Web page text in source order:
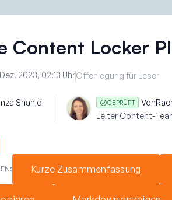
Content Locker
2023, 02:13 UhrOffenlegung für Leser
Shahid
GEPRÜFT Von
Leiter Content-
Kurze Zusammenfassung